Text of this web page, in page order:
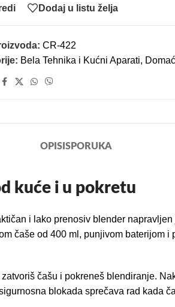
Dodaj u listu želja
CR-422
Bela Tehnika i Kućni Aparati,
OPISISPORUKA
kuće i u pokretu
i lako prenosiv blender
čaše od 400 ml, punjivom baterijom
čašu i pokreneš blendiranje.
blokada sprečava rad kada